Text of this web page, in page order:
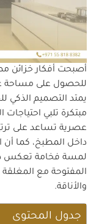
أصبحت أفكار
للحصول على مساحة
يمتد التصميم الذكي
مبتكرة تلبي
عصرية تساعد على
داخل المطبخ، كما أن
لمسة فخامة تعكس
المفتوحة مع
والأناقة.
جدول المحتوى